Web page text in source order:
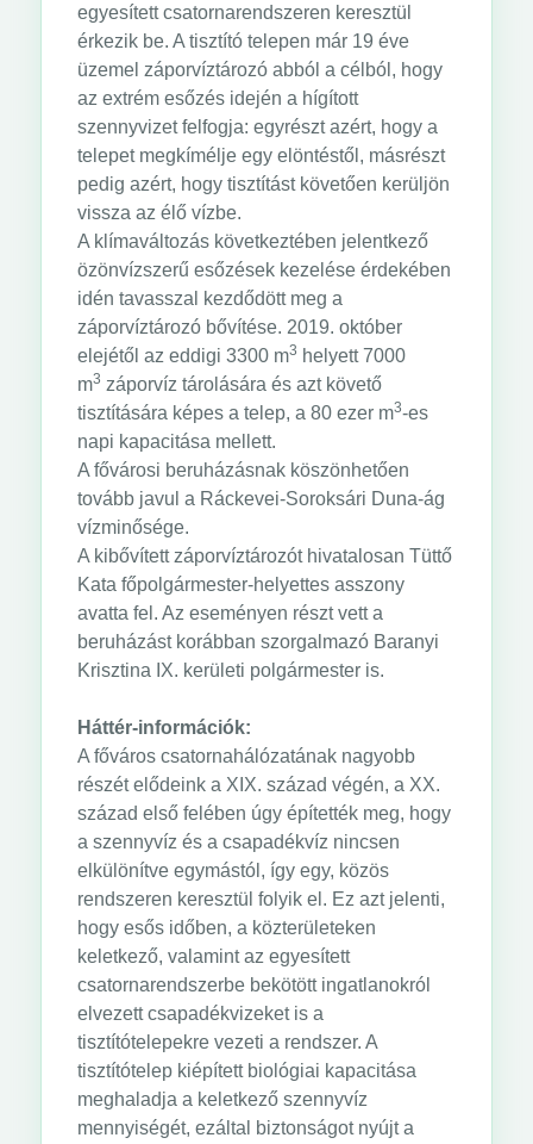
egyesített csatornarendszeren keresztül
érkezik be. A tisztító telepen már 19 éve
üzemel záporvíztározó abból a célból, hogy
az extrém esőzés idején a hígított
szennyvizet felfogja: egyrészt azért, hogy a
telepet megkímélje egy elöntéstől, másrészt
pedig azért, hogy tisztítást követően kerüljön
vissza az élő vízbe.
A klímaváltozás következtében jelentkező
özönvízszerű esőzések kezelése érdekében
idén tavasszal kezdődött meg a
záporvíztározó bővítése. 2019. október
elejétől az eddigi 3300 m3 helyett 7000
m3 záporvíz tárolására és azt követő
tisztítására képes a telep, a 80 ezer m3-es
napi kapacitása mellett.
A fővárosi beruházásnak köszönhetően
tovább javul a Ráckevei-Soroksári Duna-ág
vízminősége.
A kibővített záporvíztározót hivatalosan Tüttő
Kata főpolgármester-helyettes asszony
avatta fel. Az eseményen részt vett a
beruházást korábban szorgalmazó Baranyi
Krisztina IX. kerületi polgármester is.
Háttér-információk:
A főváros csatornahálózatának nagyobb
részét elődeink a XIX. század végén, a XX.
század első felében úgy építették meg, hogy
a szennyvíz és a csapadékvíz nincsen
elkülönítve egymástól, így egy, közös
rendszeren keresztül folyik el. Ez azt jelenti,
hogy esős időben, a közterületeken
keletkező, valamint az egyesített
csatornarendszerbe bekötött ingatlanokról
elvezett csapadékvizeket is a
tisztítótelepekre vezeti a rendszer. A
tisztítótelep kiépített biológiai kapacitása
meghaladja a keletkező szennyvíz
mennyiségét, ezáltal biztonságot nyújt a